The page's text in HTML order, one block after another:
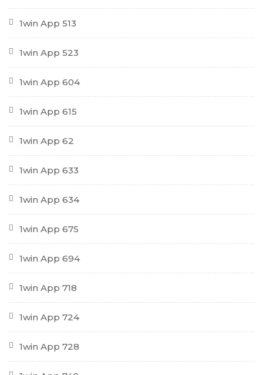
1win App 513
1win App 523
1win App 604
1win App 615
1win App 62
1win App 633
1win App 634
1win App 675
1win App 694
1win App 718
1win App 724
1win App 728